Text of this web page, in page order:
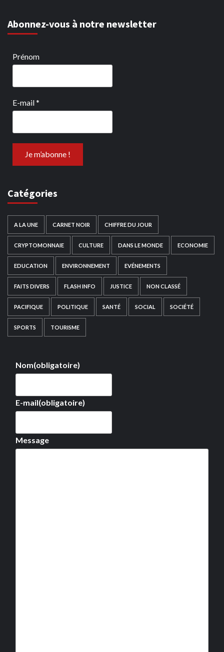
Abonnez-vous à notre newsletter
Prénom
E-mail*
Catégories
A LA UNE CARNET NOIR CHIFFRE DU JOUR
CRYPTOMONNAIE CULTURE DANS LE MONDE ECONOMIE
EDUCATION ENVIRONNEMENT EVÉNEMENTS
FAITS DIVERS FLASH INFO JUSTICE NON CLASSÉ
PACIFIQUE POLITIQUE SANTÉ SOCIAL SOCIÉTÉ
SPORTS TOURISME
Nom(obligatoire)
E-mail(obligatoire)
Message